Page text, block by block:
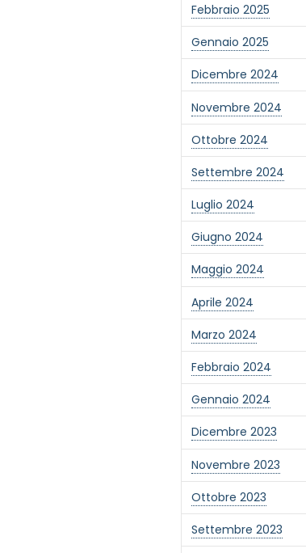
Febbraio 2025
Gennaio 2025
Dicembre 2024
Novembre 2024
Ottobre 2024
Settembre 2024
Luglio 2024
Giugno 2024
Maggio 2024
Aprile 2024
Marzo 2024
Febbraio 2024
Gennaio 2024
Dicembre 2023
Novembre 2023
Ottobre 2023
Settembre 2023